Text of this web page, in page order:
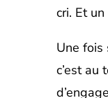
cri. Et
Une fois
c’est au